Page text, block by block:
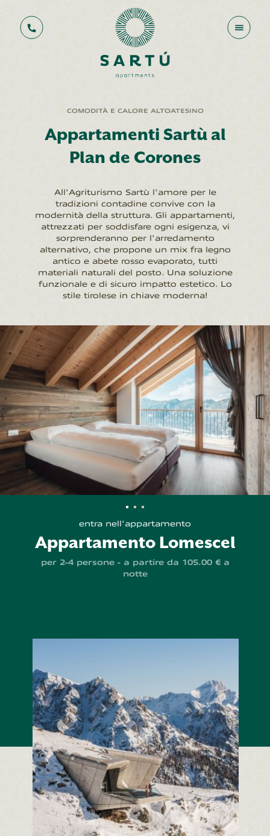
VIVERE
DORMIRE
PREZZI
CONSIGLI
TERRITORIO
OFFERTE
COMODITÀ E CALORE ALTOATESINO
Appartamenti Sartù al
Plan de Corones
All'Agriturismo Sartù l'amore per le
tradizioni contadine convive con la
modernità della struttura. Gli appartamenti,
attrezzati per soddisfare ogni esigenza, vi
sorprenderanno per l'arredamento
alternativo, che propone un mix fra legno
antico e abete rosso evaporato, tutti
materiali naturali del posto. Una soluzione
funzionale e di sicuro impatto estetico. Lo
stile tirolese in chiave moderna!
entra nell'appartamento
Appartamento Lomescel
per 2-4 persone - a partire da 105.00 € a
notte